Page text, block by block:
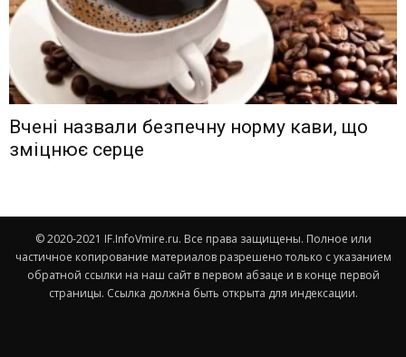
Вчені назвали безпечну норму кави, що
зміцнює серце
© 2020-2021 IF.InfoVmire.ru. Все права защищены. Полное или
частичное копирование материалов разрешено только с указанием
обратной ссылки на наш сайт в первом абзаце и в конце первой
страницы. Ссылка должна быть открыта для индексации.